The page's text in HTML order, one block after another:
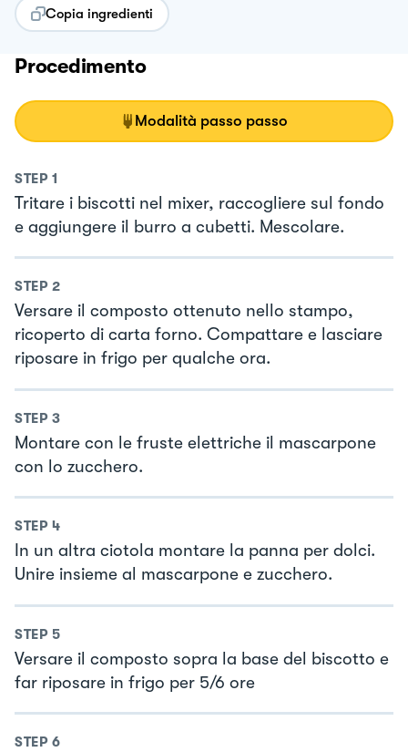
Copia ingredienti
Procedimento
Modalità passo passo
STEP 1
Tritare i biscotti nel mixer, raccogliere sul fondo
e aggiungere il burro a cubetti. Mescolare.
STEP 2
Versare il composto ottenuto nello stampo,
ricoperto di carta forno. Compattare e lasciare
riposare in frigo per qualche ora.
STEP 3
Montare con le fruste elettriche il mascarpone
con lo zucchero.
STEP 4
In un altra ciotola montare la panna per dolci.
Unire insieme al mascarpone e zucchero.
STEP 5
Versare il composto sopra la base del biscotto e
far riposare in frigo per 5/6 ore
STEP 6